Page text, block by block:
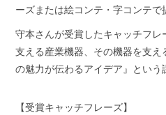
ーズまたは絵コンテ・字コンテで
守本さんが受賞したキャッチフ
支える産業機器、その機器を支え
の魅力が伝わるアイデア』という
【受賞キャッチフレーズ】